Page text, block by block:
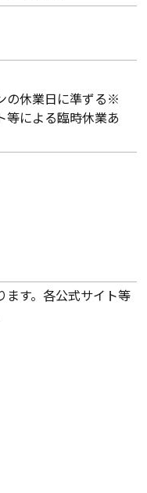
の休業日に準ずる※
等による臨時休業あ
す。各公式サイト等